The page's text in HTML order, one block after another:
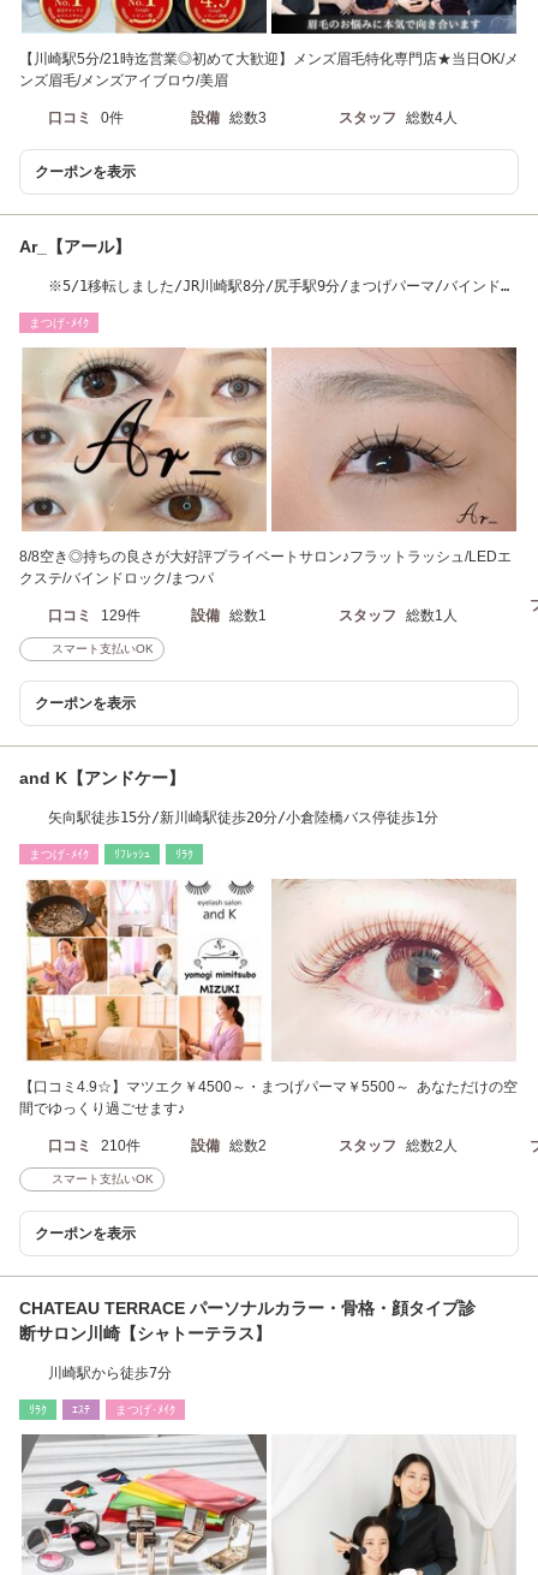
【川崎駅5分/21時迄営業◎初めて大歓迎】メンズ眉毛特化専門店★当日OK/メ
ンズ眉毛/メンズアイブロウ/美眉
口コミ 0件 設備 総数3 スタッフ 総数4人
クーポンを表示
Ar_【アール】
※5/1移転しました/JR川崎駅8分/尻手駅9分/まつげパーマ/バインドロ
まつげ･ﾒｲｸ
8/8空き◎持ちの良さが大好評プライベートサロン♪フラットラッシュ/LEDエ
クステ/バインドロック/まつパ
口コミ 129件 設備 総数1 スタッフ 総数1人
スマート支払いOK
クーポンを表示
and K【アンドケー】
矢向駅徒歩15分/新川崎駅徒歩20分/小倉陸橋バス停徒歩1分
まつげ･ﾒｲｸ ﾘﾌﾚｯｼｭ ﾘﾗｸ
【口コミ4.9☆】マツエク￥4500～・まつげパーマ￥5500～ あなただけの空
間でゆっくり過ごせます♪
口コミ 210件 設備 総数2 スタッフ 総数2人
スマート支払いOK
クーポンを表示
CHATEAU TERRACE パーソナルカラー・骨格・顔タイプ診
断サロン川崎【シャトーテラス】
川崎駅から徒歩7分
ﾘﾗｸ ｴｽﾃ まつげ･ﾒｲｸ